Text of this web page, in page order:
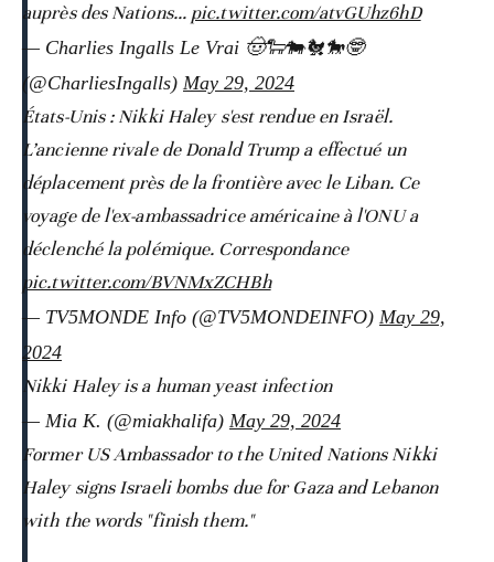
auprès des Nations… pic.twitter.com/atvGUhz6hD
— Charlies Ingalls Le Vrai 🤠🐑🐄🐔🐎🤓
(@CharliesIngalls) May 29, 2024
États-Unis : Nikki Haley s'est rendue en Israël.
L’ancienne rivale de Donald Trump a effectué un
déplacement près de la frontière avec le Liban. Ce
voyage de l'ex-ambassadrice américaine à l'ONU a
déclenché la polémique. Correspondance
pic.twitter.com/BVNMxZCHBh
— TV5MONDE Info (@TV5MONDEINFO) May 29,
2024
Nikki Haley is a human yeast infection
— Mia K. (@miakhalifa) May 29, 2024
Former US Ambassador to the United Nations Nikki
Haley signs Israeli bombs due for Gaza and Lebanon
with the words "finish them."